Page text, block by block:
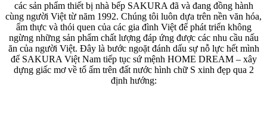
các sản phẩm thiết bị nhà bếp SAKURA đã và đang đồng hành
cùng người Việt từ năm 1992. Chúng tôi luôn dựa trên nền văn hóa,
ẩm thực và thói quen của các gia đình Việt để phát triển không
ngừng những sản phẩm chất lượng đáp ứng được các nhu cầu nấu
ăn của người Việt. Đây là bước ngoặt đánh dấu sự nỗ lực hết mình
để SAKURA Việt Nam tiếp tục sứ mệnh HOME DREAM – xây
dựng giấc mơ về tổ ấm trên đất nước hình chữ S xinh đẹp qua 2
định hướng: